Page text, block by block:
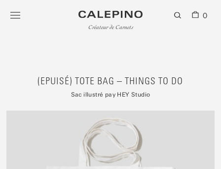
Créateur de Carnets
0
(EPUISÉ) TOTE BAG – THINGS TO DO
Sac illustré pay HEY Studio